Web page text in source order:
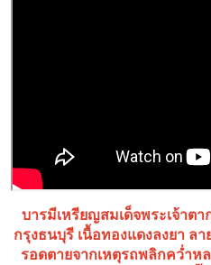
บารมีเหรียญสมเด็จพระเจ้า
กรุงธนบุรี เนื้อทองแดงลงยา
รอดตายจากเหตุรถพลิกคว่ำห